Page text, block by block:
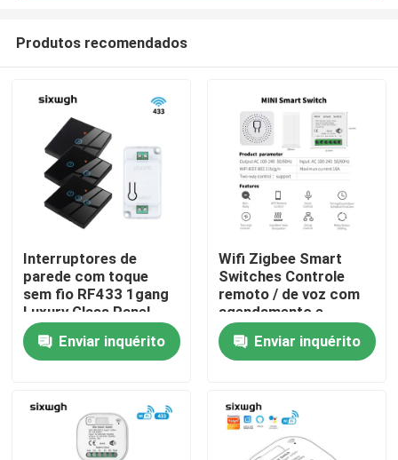
Casa
Produtos
Sobre nós
Controle da qualidade
Produtos recomendados
Interruptores de
parede com toque
sem fio RF433 1gang
Luxury Glass Panel
Remote Control
Switch Light support
voice control
Enviar inquérito
Wifi Zigbee Smart
Switches Controle
remoto / de voz com
agendamento e
automação
Enviar inquérito